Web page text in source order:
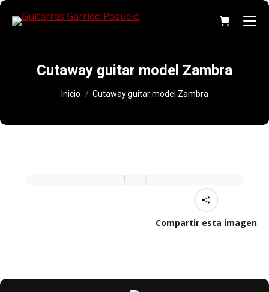
Cutaway guitar model Zambra
Estás aquí:
Inicio Cutaway guitar model Zambra
Compartir esta imagen